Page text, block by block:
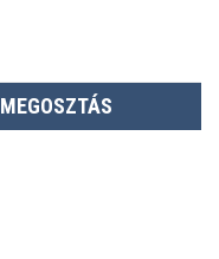
MEGOSZTÁS